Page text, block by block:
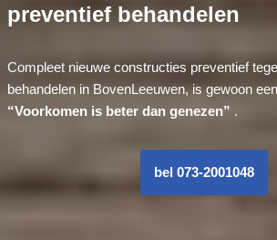
preventief behandelen
Compleet nieuwe constructies preventief
behandelen in BovenLeeuwen, is gewoon
“Voorkomen is beter dan genezen” .
bel 073-2001048